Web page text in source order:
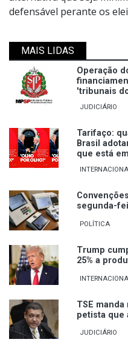
defensável perante os
MAIS LIDAS
Operação
'tribunais
JUDICIÁRIO
Tarifaço:
Brasil
que está
segunda-
POLÍTICA
Trump
25% a
TSE
petista que
JUDICIÁRIO